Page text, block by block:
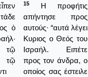
ὁ
τῷ
15
Η προφήτις
απήντησε προς
αυτούς· “αυτά λέγει
Κυριος ο Θεός του
Ισραήλ. Ειπέτε
προς τον άνδρα, ο
οποίος σας έστειλε